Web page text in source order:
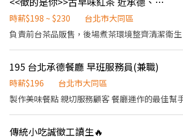
羅專門店：天吉屋、吉天麩羅 全台直營店鋪皆位
並持續穩定發展中。
--------------------------- 【應徵須知】 ①詳閱
慎提出應徵申請。 ②履歷初審合適者，將邀請
不符者則不另行通知。 ③錄取的實際任用職稱
與經驗核定職級。
時薪$198 ~ $230
台北市大同區
負責前台茶品販售，後場煮茶環境整齊清潔衛生
195 台北承德餐廳 早班服務員(兼職)
時薪$196
台北市大同區
製作美味餐點 親切服務顧客 餐廳運作的最佳幫
傳統小吃誠徵工讀生🔥